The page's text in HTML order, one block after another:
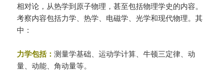
相对论，从热学到原子物理，甚至包括物理学史的内容。
考察内容包括力学、热学、电磁学、光学和现代物理。其
中：
力学包括：测量学基础、运动学计算、牛顿三定律、动
量、动能、角动量等。